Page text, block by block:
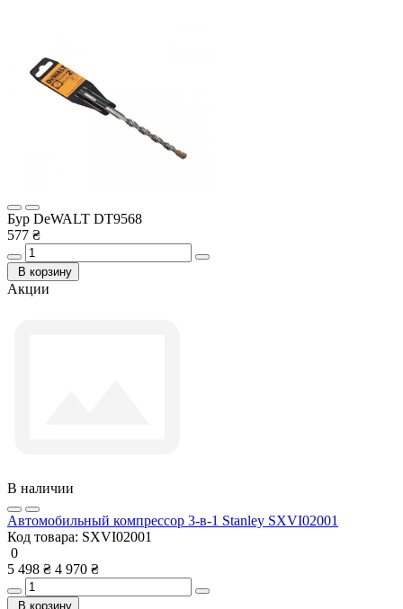
Бур DeWALT DT9568
577 ₴
В корзину
Акции
В наличии
Автомобильный компрессор 3-в-1 Stanley SXVI02001
Код товара: SXVI02001
0
5 498 ₴ 4 970 ₴
В корзину